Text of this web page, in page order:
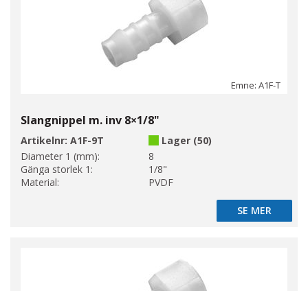
Emne: A1F-T
Slangnippel m. inv 8×1/8"
Artikelnr: A1F-9T
Lager (50)
Diameter 1 (mm):
8
Gänga storlek 1:
1/8"
Material:
PVDF
SE MER
SE MER